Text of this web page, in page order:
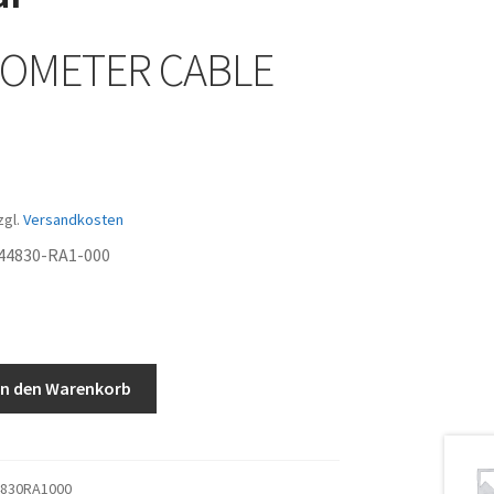
CABLE
Versandkosten
RA1-000
den Warenkorb